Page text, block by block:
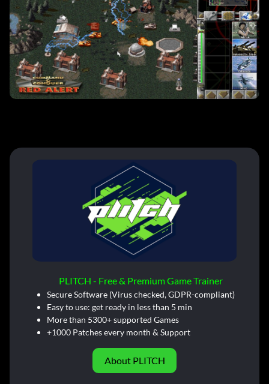
PLITCH - Free & Premium Game Trainer
Secure Software (Virus checked, GDPR-compliant)
Easy to use: get ready in less than 5 min
More than 5300+ supported Games
+1000 Patches every month & Support
About PLITCH